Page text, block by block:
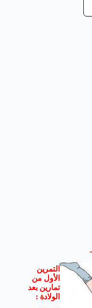
التمرين
الأول من
تمارين بعد
الولادة :